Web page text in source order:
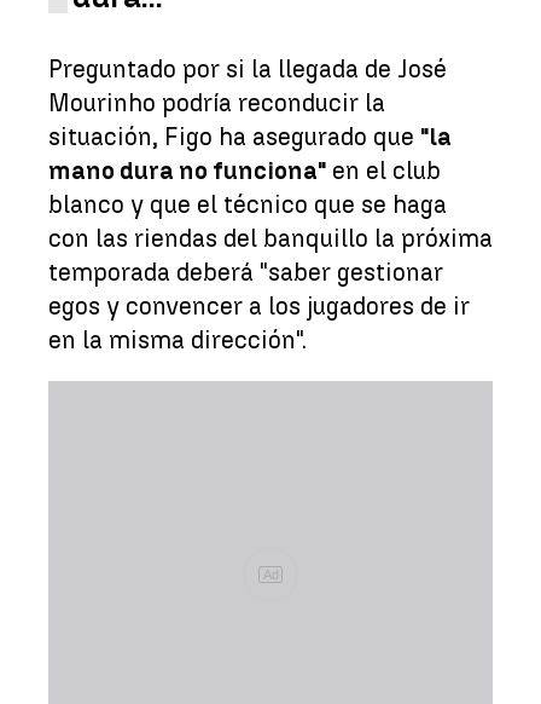
Preguntado por si la llegada de José
Mourinho podría reconducir la
situación, Figo ha asegurado que "la
mano dura no funciona" en el club
blanco y que el técnico que se haga
con las riendas del banquillo la próxima
temporada deberá "saber gestionar
egos y convencer a los jugadores de ir
en la misma dirección".
Ad